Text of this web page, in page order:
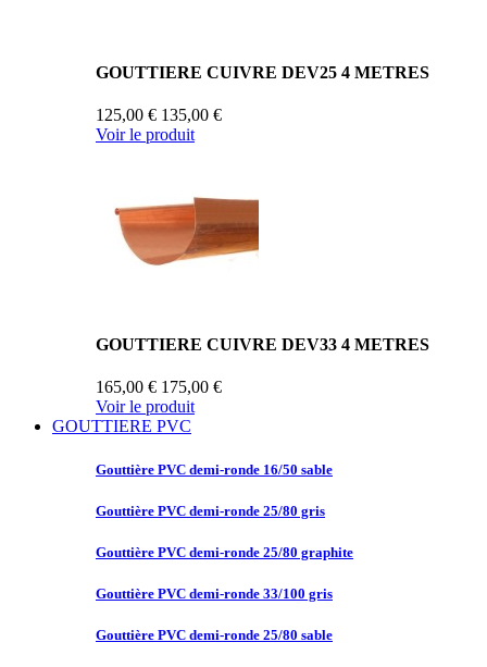
GOUTTIERE CUIVRE DEV25 4 METRES
125,00 € 135,00 €
Voir le produit
GOUTTIERE CUIVRE DEV33 4 METRES
165,00 € 175,00 €
Voir le produit
GOUTTIERE PVC
Gouttière PVC demi-ronde 16/50 sable
Gouttière PVC demi-ronde 25/80 gris
Gouttière PVC demi-ronde 25/80 graphite
Gouttière PVC demi-ronde 33/100 gris
Gouttière PVC demi-ronde 25/80 sable